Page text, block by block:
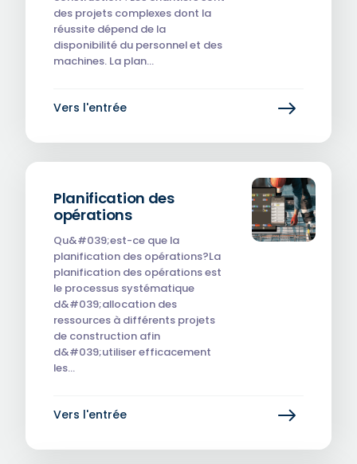
des projets complexes dont la
réussite dépend de la
disponibilité du personnel et des
machines. La plan…
Vers l'entrée
Planification des
opérations
Qu&#039;est-ce que la
planification des opérations?La
planification des opérations est
le processus systématique
d&#039;allocation des
ressources à différents projets
de construction afin
d&#039;utiliser efficacement
les…
Vers l'entrée